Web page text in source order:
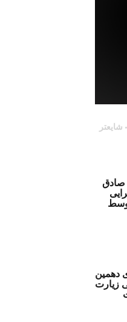
شایعتر
صادق
دهمین
زیارت